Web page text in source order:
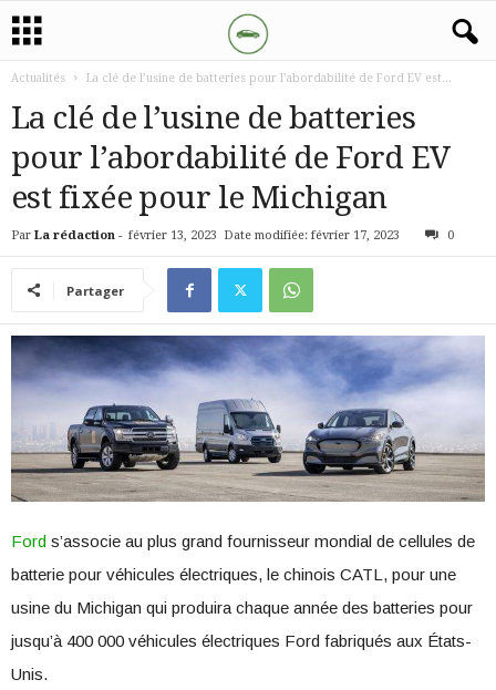
Actualités La clé de l’usine de batteries pour l’abordabilité de Ford EV est...
La clé de l’usine de batteries
pour l’abordabilité de Ford EV
est fixée pour le Michigan
Par La rédaction - février 13, 2023 Date modifiée: février 17, 2023 0
Partager
Ford s’associe au plus grand fournisseur mondial de cellules de
batterie pour véhicules électriques, le chinois CATL, pour une
usine du Michigan qui produira chaque année des batteries pour
jusqu’à 400 000 véhicules électriques Ford fabriqués aux États-
Unis.